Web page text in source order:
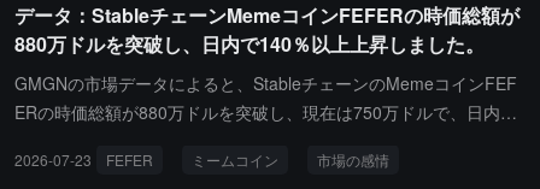
資金調達は、Robinhood Chain Launchpad インフラの構築、クロ
スチェーンブリッジ機能の開発、そして革命的な Memecoin All-ch
ain Platform の研究開発と運営を加速するために使用されるとのこ
とです。
データ：StableチェーンMemeコインFEFERの時価総額が
880万ドルを突破し、日内で140％以上上昇しました。
GMGNの市場データによると、StableチェーンのMemeコインFEF
ERの時価総額が880万ドルを突破し、現在は750万ドルで、日内で
変動しており、市場の感情やホットなイベントに影響されやすく、
2026-07-23 FEFER ミームコイン 市場の感情